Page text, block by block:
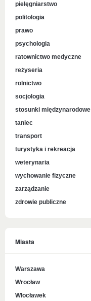
pielęgniarstwo
politologia
prawo
psychologia
ratownictwo medyczne
reżyseria
rolnictwo
socjologia
stosunki międzynarodowe
taniec
transport
turystyka i rekreacja
weterynaria
wychowanie fizyczne
zarządzanie
zdrowie publiczne
Miasta
Warszawa
Wrocław
Włocławek